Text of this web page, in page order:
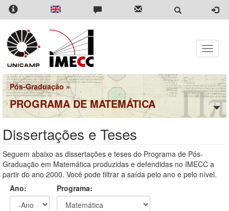
Pular
para
conteúdo
principal
Toggle
Pós-Graduação »
PROGRAMA DE MATEMÁTICA
Dissertações e Teses
Seguem abaixo as dissertações e teses do Programa de Pós-
Graduação em Matemática produzidas e defendidas no IMECC a
partir do ano 2000. Você pode filtrar a saída pelo ano e pelo nível.
Ano:
Programa: